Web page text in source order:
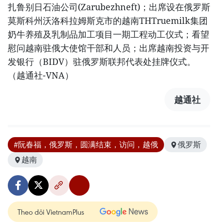
扎鲁别日石油公司(Zarubezhneft)；出席设在俄罗斯
莫斯科州沃洛科拉姆斯克市的越南THTruemilk集团
奶牛养殖及乳制品加工项目一期工程动工仪式；看望
慰问越南驻俄大使馆干部和人员；出席越南投资与开
发银行（BIDV）驻俄罗斯联邦代表处挂牌仪式。
（越通社-VNA）
越通社
#阮春福，俄罗斯，圆满结束，访问，越俄
俄罗斯
越南
Theo dõi VietnamPlus